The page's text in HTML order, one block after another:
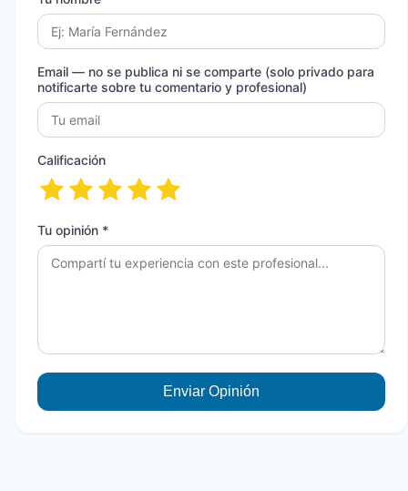
Email — no se publica ni se comparte (solo privado para
notificarte sobre tu comentario y profesional)
Calificación
Tu opinión *
Enviar Opinión